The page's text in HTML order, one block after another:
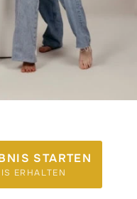
STARTEN
ERHALTEN